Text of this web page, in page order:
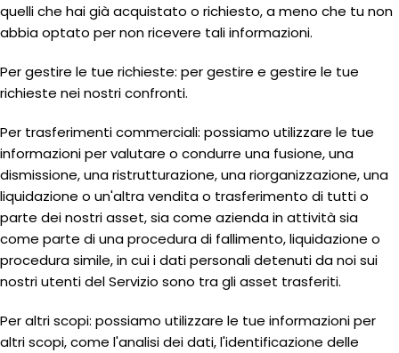
quelli che hai già acquistato o richiesto, a meno che tu non
abbia optato per non ricevere tali informazioni.
Per gestire le tue richieste: per gestire e gestire le tue
richieste nei nostri confronti.
Per trasferimenti commerciali: possiamo utilizzare le tue
informazioni per valutare o condurre una fusione, una
dismissione, una ristrutturazione, una riorganizzazione, una
liquidazione o un'altra vendita o trasferimento di tutti o
parte dei nostri asset, sia come azienda in attività sia
come parte di una procedura di fallimento, liquidazione o
procedura simile, in cui i dati personali detenuti da noi sui
nostri utenti del Servizio sono tra gli asset trasferiti.
Per altri scopi: possiamo utilizzare le tue informazioni per
altri scopi, come l'analisi dei dati, l'identificazione delle